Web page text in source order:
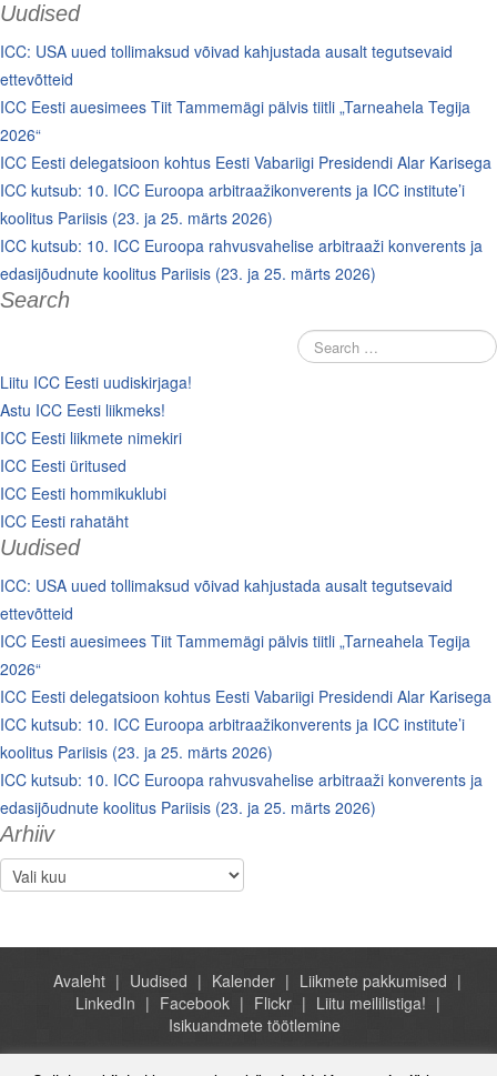
Uudised
ICC: USA uued tollimaksud võivad kahjustada ausalt tegutsevaid
ettevõtteid
ICC Eesti auesimees Tiit Tammemägi pälvis tiitli „Tarneahela Tegija
2026“
ICC Eesti delegatsioon kohtus Eesti Vabariigi Presidendi Alar Karisega
ICC kutsub: 10. ICC Euroopa arbitraažikonverents ja ICC institute’i
koolitus Pariisis (23. ja 25. märts 2026)
ICC kutsub: 10. ICC Euroopa rahvusvahelise arbitraaži konverents ja
edasijõudnute koolitus Pariisis (23. ja 25. märts 2026)
Search
Liitu ICC Eesti uudiskirjaga!
Astu ICC Eesti liikmeks!
ICC Eesti liikmete nimekiri
ICC Eesti üritused
ICC Eesti hommikuklubi
ICC Eesti rahatäht
Uudised
ICC: USA uued tollimaksud võivad kahjustada ausalt tegutsevaid
ettevõtteid
ICC Eesti auesimees Tiit Tammemägi pälvis tiitli „Tarneahela Tegija
2026“
ICC Eesti delegatsioon kohtus Eesti Vabariigi Presidendi Alar Karisega
ICC kutsub: 10. ICC Euroopa arbitraažikonverents ja ICC institute’i
koolitus Pariisis (23. ja 25. märts 2026)
ICC kutsub: 10. ICC Euroopa rahvusvahelise arbitraaži konverents ja
edasijõudnute koolitus Pariisis (23. ja 25. märts 2026)
Arhiiv
Arhiiv
Avaleht Uudised Kalender
Liikmete pakkumised
LinkedIn
Facebook Flickr
Liitu meililistiga!
Isikuandmete töötlemine